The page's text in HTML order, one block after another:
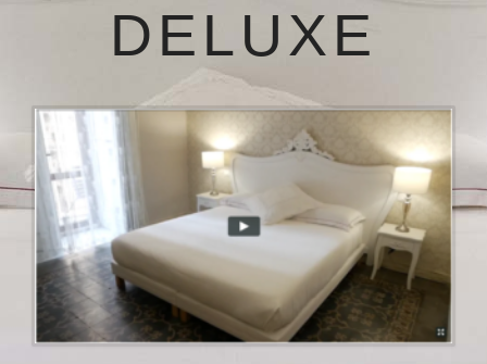
DELUXE